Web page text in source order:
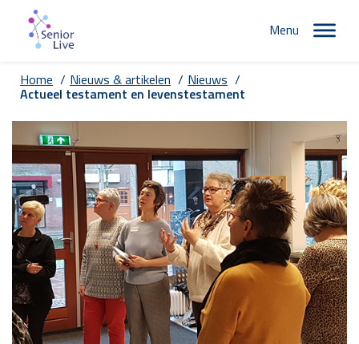
Menu
Home / Nieuws & artikelen / Nieuws /
Actueel testament en levenstestament